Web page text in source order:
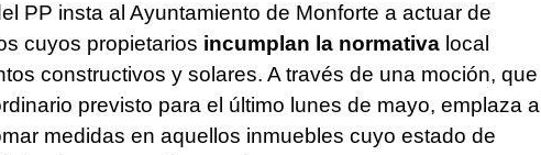
PP insta al Ayuntamiento de Monforte a actuar de
cuyos propietarios incumplan la normativalocal
constructivos y solares. A través de una moción, que
previsto para el último lunes de mayo, emplaza al
medidas en aquellos inmuebles cuyo estado de